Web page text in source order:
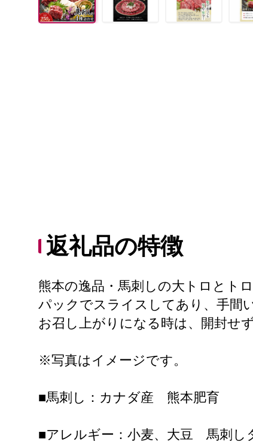
返礼品の特徴
熊本の逸品・馬刺しの大トロとト
パックでスライスしてあり、手間
お召し上がりになる時は、開封せ
※写真はイメージです。
■馬刺し：カナダ産 熊本肥育
■アレルギー：小麦、大豆 馬刺し